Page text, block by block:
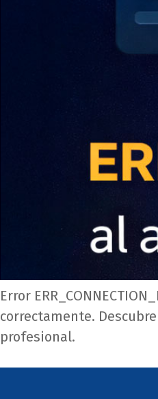
Error
correctamente.
profesional.